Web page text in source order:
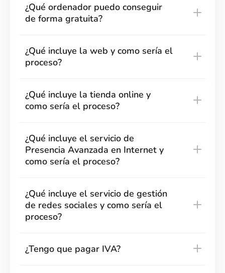
¿Qué ordenador puedo conseguir
de forma gratuita?
¿Qué incluye la web y como sería el
proceso?
¿Qué incluye la tienda online y
como sería el proceso?
¿Qué incluye el servicio de
Presencia Avanzada en Internet y
como sería el proceso?
¿Qué incluye el servicio de gestión
de redes sociales y como sería el
proceso?
¿Tengo que pagar IVA?